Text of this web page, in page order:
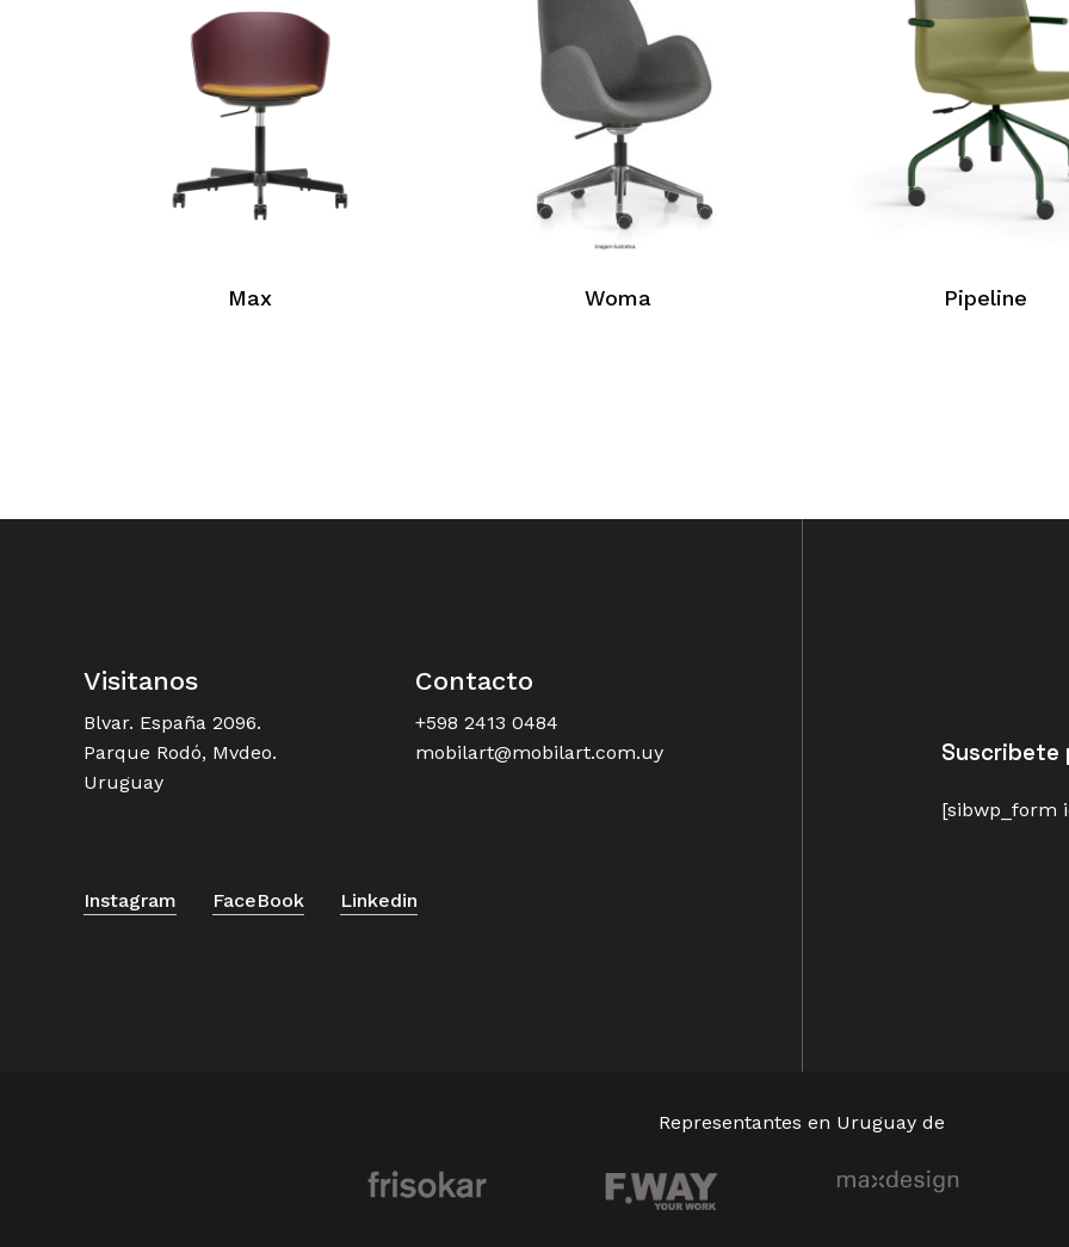
Max Woma Pipeline
Visitanos
Blvar. España 2096.
Parque Rodó, Mvdeo.
Uruguay
Contacto
+598 2413 0484
mobilart@mobilart.com.uy
Instagram FaceBook Linkedin
Suscribete
[sibwp_form
Representantes en Uruguay de